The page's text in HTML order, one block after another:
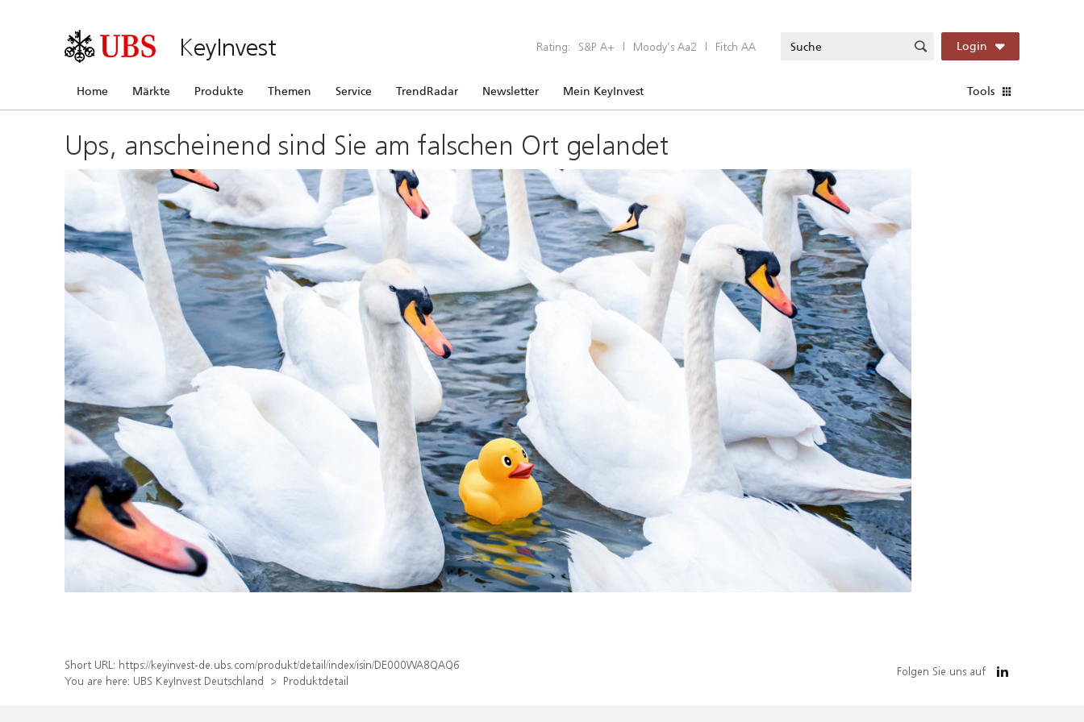
KeyInvest Rating: S&P A+ | Moody’s Aa2 | Fitch AA Login
Home Märkte Produkte Themen Service TrendRadar Newsletter Mein KeyInvest Tools
Ups, anscheinend sind Sie am falschen Ort gelandet
Short URL: https://keyinvest-de.ubs.com/produkt/detail/index/isin/DE000WA8QAQ6
You are here: UBS KeyInvest Deutschland Produktdetail
Folgen Sie uns auf